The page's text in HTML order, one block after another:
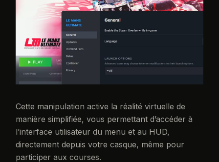
Cette manipulation active la réalité virtuelle de
manière simplifiée, vous permettant d’accéder à
l’interface utilisateur du menu et au HUD,
directement depuis votre casque, même pour
participer aux courses.